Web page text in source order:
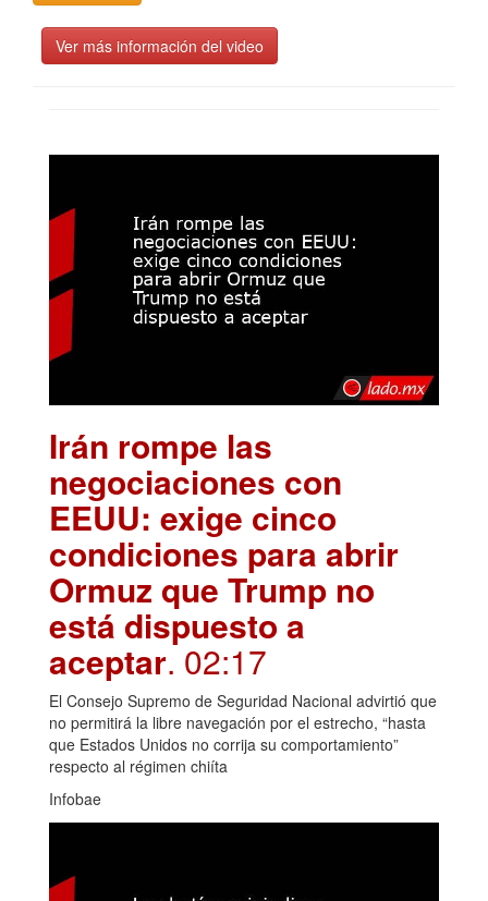
Ver más información del video
Irán rompe las
negociaciones con
EEUU: exige cinco
condiciones para abrir
Ormuz que Trump no
está dispuesto a
aceptar. 02:17
El Consejo Supremo de Seguridad Nacional advirtió que
no permitirá la libre navegación por el estrecho, “hasta
que Estados Unidos no corrija su comportamiento”
respecto al régimen chiíta
Infobae